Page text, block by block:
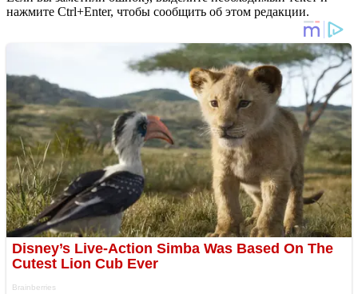
нажмите Ctrl+Enter, чтобы сообщить об этом редакции.